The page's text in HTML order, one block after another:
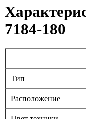
7184-180
Тип
Расположение